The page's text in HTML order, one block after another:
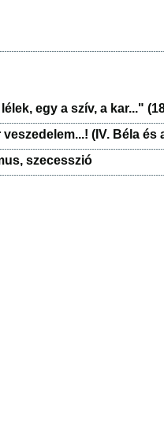
egy a szív, a kar..."
(IV. Béla és
szecesszió